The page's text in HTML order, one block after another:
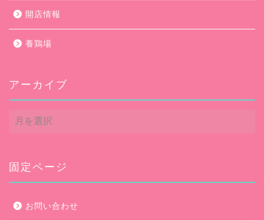
開店情報
養鶏場
アーカイブ
ア
ー
ブ
固定ページ
お問い合わせ